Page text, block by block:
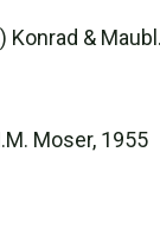
&
Moser, 1955